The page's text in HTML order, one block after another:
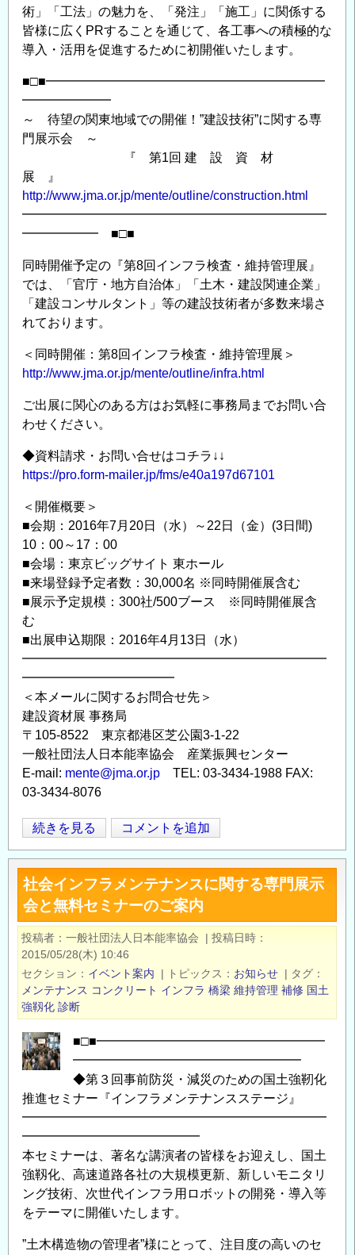
会
と
無
セ
ー
ご
案
年
7
月
20
（水）
～
7
月
日
（金）
東
京
ビ
ッ
グ
サ
イ
ト】
の
術」「工法」の魅力を、「発注」「施工」に関係する
皆様に広くPRすることを通じて、各工事への積極的な
導入・活用を促進するために初開催いたします。
■□■━━━━━━━━━━━━━━━━━━━━━━
━━━━━━━
～ 待望の関東地域での開催！”建設技術”に関する専
門展示会 ～
『 第1回 建 設 資 材
展 』
http://www.jma.or.jp/mente/outline/construction.html
━━━━━━━━━━━━━━━━━━━━━━━━
━━━━━━ ■□■
同時開催予定の『第8回インフラ検査・維持管理展』
では、「官庁・地方自治体」「土木・建設関連企業」
「建設コンサルタント」等の建設技術者が多数来場さ
れております。
＜同時開催：第8回インフラ検査・維持管理展＞
http://www.jma.or.jp/mente/outline/infra.html
ご出展に関心のある方はお気軽に事務局までお問い合
わせください。
◆資料請求・お問い合せはコチラ↓↓
https://pro.form-mailer.jp/fms/e40a197d67101
＜開催概要＞
■会期：2016年7月20日（水）～22日（金）(3日間)
10：00～17：00
■会場：東京ビッグサイト 東ホール
■来場登録予定者数：30,000名 ※同時開催展含む
■展示予定規模：300社/500ブース ※同時開催展含
む
■出展申込期限：2016年4月13日（水）
━━━━━━━━━━━━━━━━━━━━━━━━
━━━━━━━━━━━━
＜本メールに関するお問合せ先＞
建設資材展 事務局
〒105-8522 東京都港区芝公園3-1-22
一般社団法人日本能率協会 産業振興センター
E-mail: mente@jma.or.jp TEL: 03-3434-1988 FAX:
03-3434-8076
2016
年
7
月
に
新
し
い
建
設
術
が
京
結
い
ま
続きを見る コメントを追加
社会インフラメンテナンスに関する専門展示
会と無料セミナーのご案内
投稿者 一般社団法人日本能率協会 | 投稿日時
2015/05/28(木) 10:46
セクション
イベント案内 | トピックス お知らせ | タグ
メンテナンス コンクリート インフラ 橋梁 維持管理 補修 国土
強靱化 診断
■□■━━━━━━━━━━━━━━━━━━
━━━━━━━━━━━━━━━━━━
◆第３回事前防災・減災のための国土強靭化
推進セミナー『インフラメンテナンスステージ』
━━━━━━━━━━━━━━━━━━━━━━━━
━━━━━━━━━━━━━━
本セミナーは、著名な講演者の皆様をお迎えし、国土
強靱化、高速道路各社の大規模更新、新しいモニタリ
ング技術、次世代インフラ用ロボットの開発・導入等
をテーマに開催いたします。
”土木構造物の管理者”様にとって、注目度の高いのセ